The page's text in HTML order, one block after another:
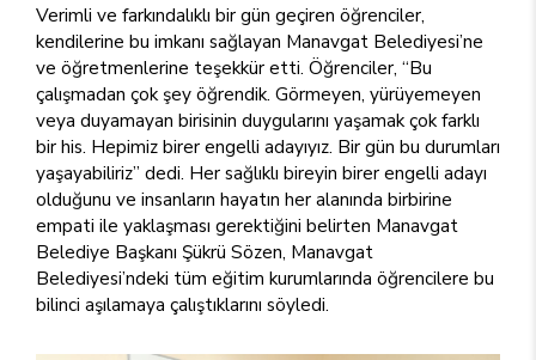
Verimli ve farkındalıklı bir gün geçiren öğrenciler,
kendilerine bu imkanı sağlayan Manavgat Belediyesi’ne
ve öğretmenlerine teşekkür etti. Öğrenciler, “Bu
çalışmadan çok şey öğrendik. Görmeyen, yürüyemeyen
veya duyamayan birisinin duygularını yaşamak çok farklı
bir his. Hepimiz birer engelli adayıyız. Bir gün bu durumları
yaşayabiliriz” dedi. Her sağlıklı bireyin birer engelli adayı
olduğunu ve insanların hayatın her alanında birbirine
empati ile yaklaşması gerektiğini belirten Manavgat
Belediye Başkanı Şükrü Sözen, Manavgat
Belediyesi’ndeki tüm eğitim kurumlarında öğrencilere bu
bilinci aşılamaya çalıştıklarını söyledi.